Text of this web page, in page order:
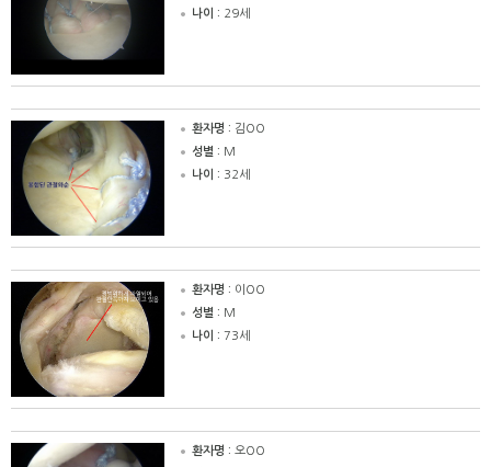
나이 : 29세
환자명 : 김OO
성별 : M
나이 : 32세
환자명 : 이OO
성별 : M
나이 : 73세
환자명 : 오OO